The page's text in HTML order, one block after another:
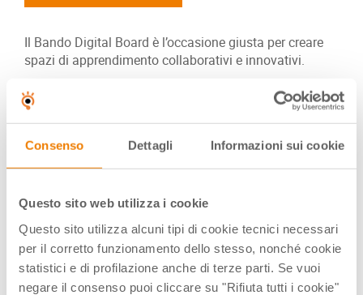
Consenso Dettagli Informazioni sui cookie
Questo sito web utilizza i cookie
Questo sito utilizza alcuni tipi di cookie tecnici necessari
per il corretto funzionamento dello stesso, nonché cookie
statistici e di profilazione anche di terze parti. Se vuoi
negare il consenso puoi cliccare su "Rifiuta tutti i cookie"
Il Bando Digital Board è l’occasione giusta per creare
spazi di apprendimento collaborativi e innovativi.
In questo appuntamento ci focalizzeremo sulle soluzioni
Promethean: ne illustreremo caratteristiche e
funzionalità, grazie alla testimonianza e al collegamento
diretto con Riccardo D’angelo, docente dell’Istituto
nel corso dell’incontro presenteremo i pannelli ActivPanel
Elements Series, dispositivi digitali di fruizione collettiva
sviluppati per essere semplicissimi da utilizzare e di
sicuro supporto a una didattica basata sulla
collaborazione diretta tra studenti e insegnanti.